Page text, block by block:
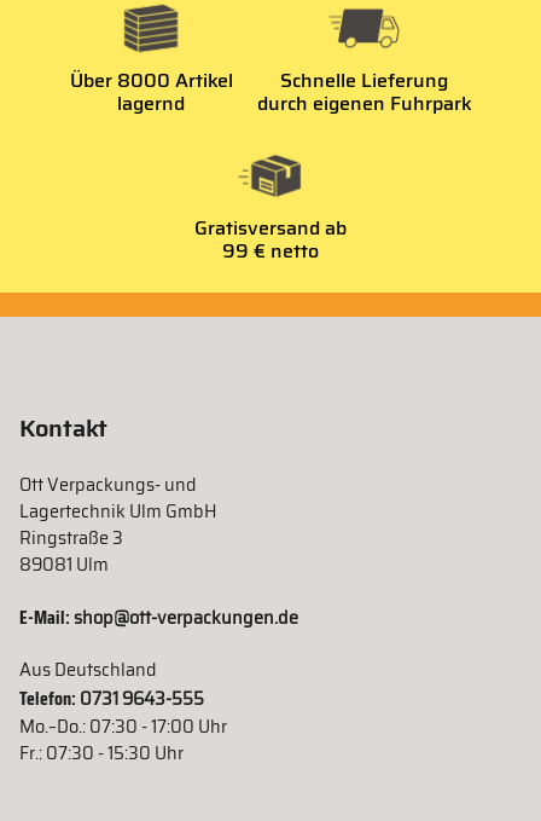
Über 8000 Artikel
lagernd
Schnelle Lieferung
durch eigenen Fuhrpark
Gratisversand ab
99 € netto
Kontakt
Ott Verpackungs- und
Lagertechnik Ulm GmbH
Ringstraße 3
89081 Ulm
E-Mail:shop@ott-verpackungen.de
Aus Deutschland
Telefon: 0731 9643-555
Mo.–Do.: 07:30 - 17:00 Uhr
Fr.: 07:30 - 15:30 Uhr